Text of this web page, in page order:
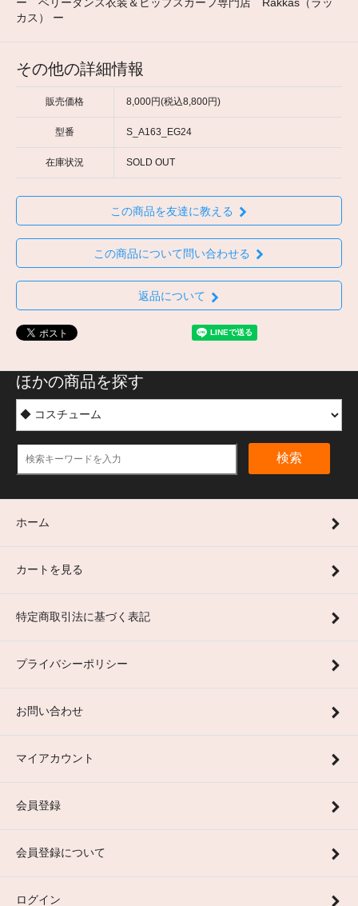
カス） ー
その他の詳細情報
販売価格 8,000円(税込8,800円)
型番 S_A163_EG24
在庫状況 SOLD OUT
この商品を友達に教える
この商品について問い合わせる
返品について
ほかの商品を探す
検索
ホーム
カートを見る
特定商取引法に基づく表記
プライバシーポリシー
お問い合わせ
マイアカウント
会員登録
会員登録について
ログイン